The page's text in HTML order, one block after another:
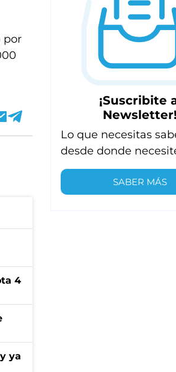
por
4
ya
¡Suscribite
Newsletter!
Lo que necesitas
desde donde
SABER MÁS